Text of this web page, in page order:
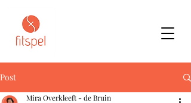
Post
Mira Overkleeft - de Bruin